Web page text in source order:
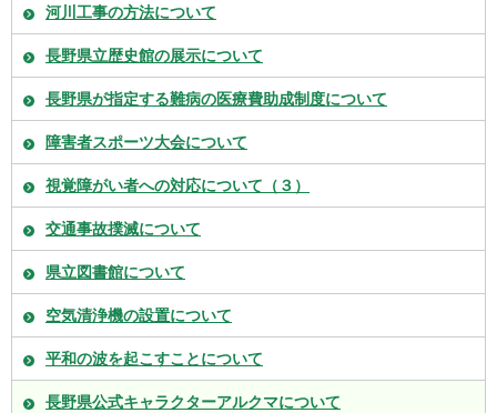
河川工事の方法について
長野県立歴史館の展示について
長野県が指定する難病の医療費助成制度について
障害者スポーツ大会について
視覚障がい者への対応について（３）
交通事故撲滅について
県立図書館について
空気清浄機の設置について
平和の波を起こすことについて
長野県公式キャラクターアルクマについて